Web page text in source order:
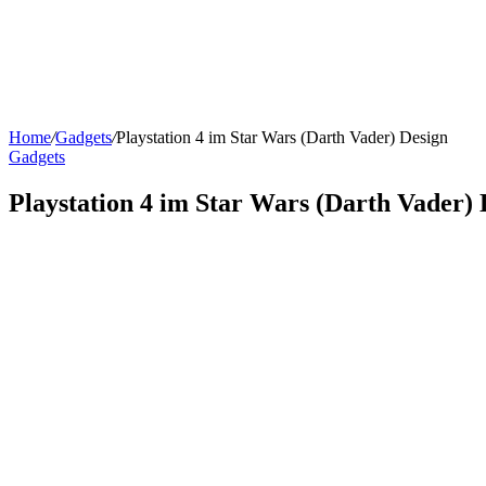
Home/Gadgets/Playstation 4 im Star Wars (Darth Vader) Design
Gadgets
Playstation 4 im Star Wars (Darth Vader)